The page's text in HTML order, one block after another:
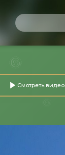
Смотреть видео